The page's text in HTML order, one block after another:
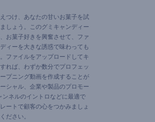
つけ、あなたの甘いお菓子を試
しょう。このグミキャンディー
お菓子好きを興奮させて、ファ
ィーを大きな誘惑で味わっても
ファイルをアップロードしてキ
れば、わずか数分でプロフェッ
プニング動画を作成することが
シャル、企業や製品のプロモー
ネルのイントロなどに最適で
ートで顧客の心をつかみましょ
ださい。